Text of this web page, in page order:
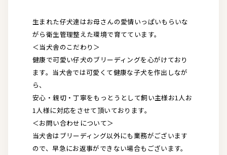
生まれた仔犬達はお母さんの愛情いっぱいもらいな
がら衛生管理整えた環境で育てています。
＜当犬舎のこだわり＞
健康で可愛い仔犬のブリーディングを心がけており
ます。当犬舎では可愛くて健康な子犬を作出しなが
ら、
安心・親切・丁寧をもっとうとして飼い主様お1人お
1人様に対応をさせて頂いております。
＜お問い合わせについて＞
当犬舎はブリーディング以外にも業務がございます
ので、早急にお返事ができない場合もございます。